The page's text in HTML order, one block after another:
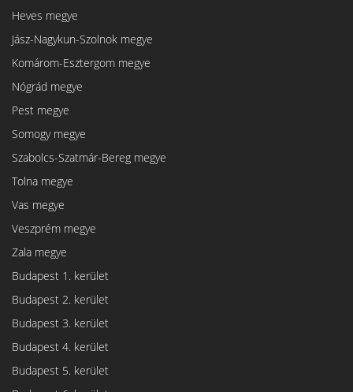
Heves megye
Jász-Nagykun-Szolnok megye
Komárom-Esztergom megye
Nógrád megye
Pest megye
Somogy megye
Szabolcs-Szatmár-Bereg megye
Tolna megye
Vas megye
Veszprém megye
Zala megye
Budapest 1. kerület
Budapest 2. kerület
Budapest 3. kerület
Budapest 4. kerület
Budapest 5. kerület